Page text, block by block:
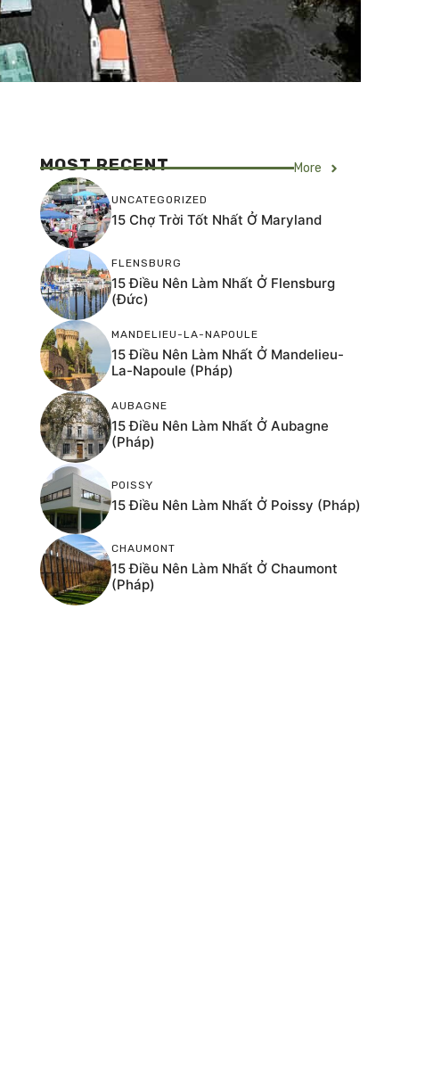
MOST RECENT More
UNCATEGORIZED
15 Chợ Trời Tốt Nhất Ở Maryland
FLENSBURG
15 Điều Nên Làm Nhất Ở Flensburg
(Đức)
MANDELIEU-LA-NAPOULE
15 Điều Nên Làm Nhất Ở Mandelieu-
La-Napoule (Pháp)
AUBAGNE
15 Điều Nên Làm Nhất Ở Aubagne
(Pháp)
POISSY
15 Điều Nên Làm Nhất Ở Poissy (Pháp)
CHAUMONT
15 Điều Nên Làm Nhất Ở Chaumont
(Pháp)